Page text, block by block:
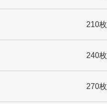
210枚
240枚
270枚